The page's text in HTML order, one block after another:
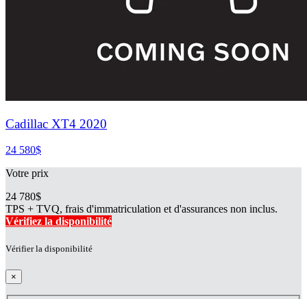
Cadillac XT4 2020
24 580$
Votre prix
24 780$
TPS + TVQ, frais d'immatriculation et d'assurances non inclus.
Vérifiez la disponibilité
Vérifier la disponibilité
×